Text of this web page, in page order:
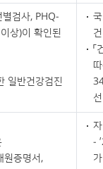
검사, PHQ-
상)이 확인된
일반건강검진
원증명서,
-